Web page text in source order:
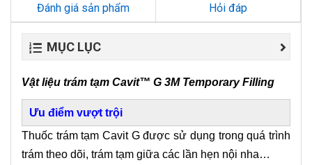
Đánh giá sản phẩm Hỏi đáp
MỤC LỤC
Vật liệu trám tạm Cavit™ G 3M Temporary Filling
Ưu điểm vượt trội
Thuốc trám tạm Cavit G được sử dụng trong quá trình
trám theo dõi, trám tạm giữa các lần hẹn nội nha…